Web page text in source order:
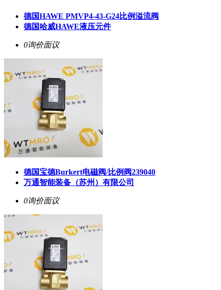
德国HAWE PMVP4-43-G24比例溢流阀
德国哈威HAWE液压元件
0询价面议
德国宝德Burkert电磁阀/比例阀239040
万通智能装备（苏州）有限公司
0询价面议